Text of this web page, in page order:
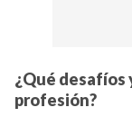
¿Qué
profesión?